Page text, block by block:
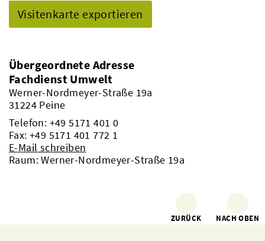
Visitenkarte exportieren
Übergeordnete Adresse
Fachdienst Umwelt
Werner-Nordmeyer-Straße 19a
31224 Peine
Telefon: +49 5171 401 0
Fax: +49 5171 401 772 1
E-Mail schreiben
Raum: Werner-Nordmeyer-Straße 19a
ZURÜCK NACH OBEN